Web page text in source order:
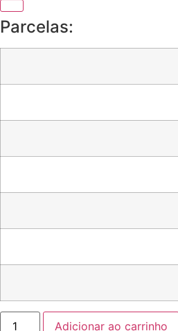
Parcelas:
Adicionar ao carrinho